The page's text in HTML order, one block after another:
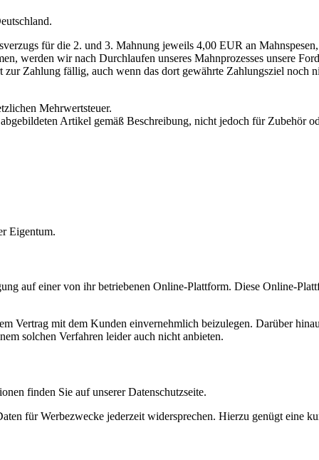
für die 2. und 3. Mahnung jeweils 4,00 EUR an
werden wir nach Durchlaufen unseres Mahnprozesses unsere
Zahlung fällig, auch wenn das dort gewährte Zahlungsziel noch
Mehrwertsteuer.
Artikel gemäß Beschreibung, nicht jedoch für Zubehör
Eigentum.
auf einer von ihr betriebenen Online-Plattform. Diese Online-
Vertrag mit dem Kunden einvernehmlich beizulegen. Darüber
solchen Verfahren leider auch nicht anbieten.
finden Sie auf unserer Datenschutzseite.
für Werbezwecke jederzeit widersprechen. Hierzu genügt eine